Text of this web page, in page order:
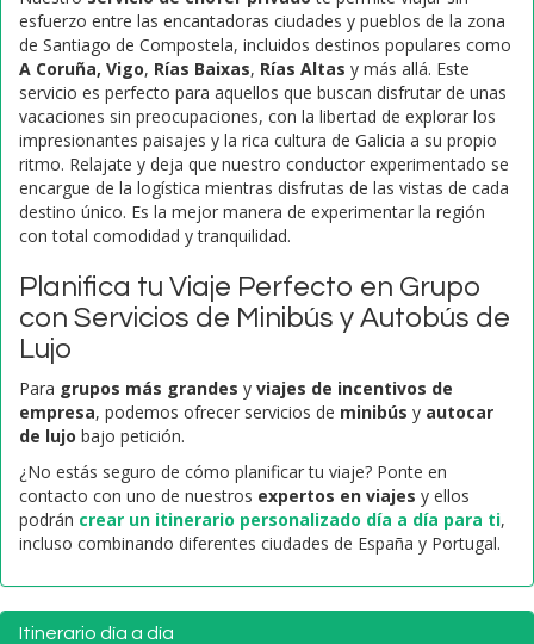
esfuerzo entre las encantadoras ciudades y pueblos de la zona
de Santiago de Compostela, incluidos destinos populares como
A Coruña, Vigo, Rías Baixas, Rías Altas y más allá. Este
servicio es perfecto para aquellos que buscan disfrutar de unas
vacaciones sin preocupaciones, con la libertad de explorar los
impresionantes paisajes y la rica cultura de Galicia a su propio
ritmo. Relajate y deja que nuestro conductor experimentado se
encargue de la logística mientras disfrutas de las vistas de cada
destino único. Es la mejor manera de experimentar la región
con total comodidad y tranquilidad.
Planifica tu Viaje Perfecto en Grupo
con Servicios de Minibús y Autobús de
Lujo
Para grupos más grandes y viajes de incentivos de
empresa, podemos ofrecer servicios de minibús y autocar
de lujo bajo petición.
¿No estás seguro de cómo planificar tu viaje? Ponte en
contacto con uno de nuestros expertos en viajes y ellos
podrán crear un itinerario personalizado día a día para ti,
incluso combinando diferentes ciudades de España y Portugal.
Itinerario día a día